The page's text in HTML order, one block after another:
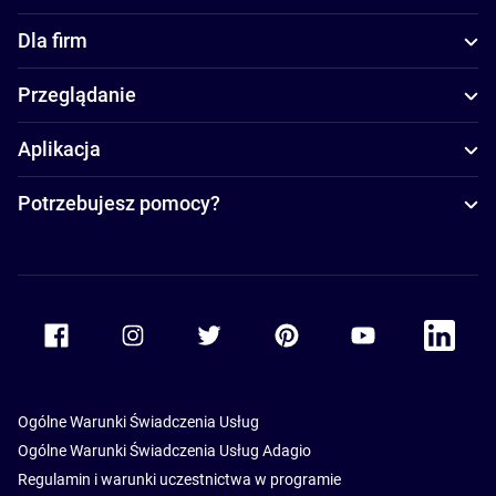
Dla firm
Przeglądanie
Aplikacja
Potrzebujesz pomocy?
Accor Youtube
Accor
Ogólne Warunki Świadczenia Usług
Ogólne Warunki Świadczenia Usług Adagio
Regulamin i warunki uczestnictwa w programie